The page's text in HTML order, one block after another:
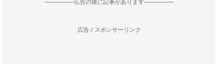
--------------------広告の後に記事があります--------------------
広告 / スポンサーリンク